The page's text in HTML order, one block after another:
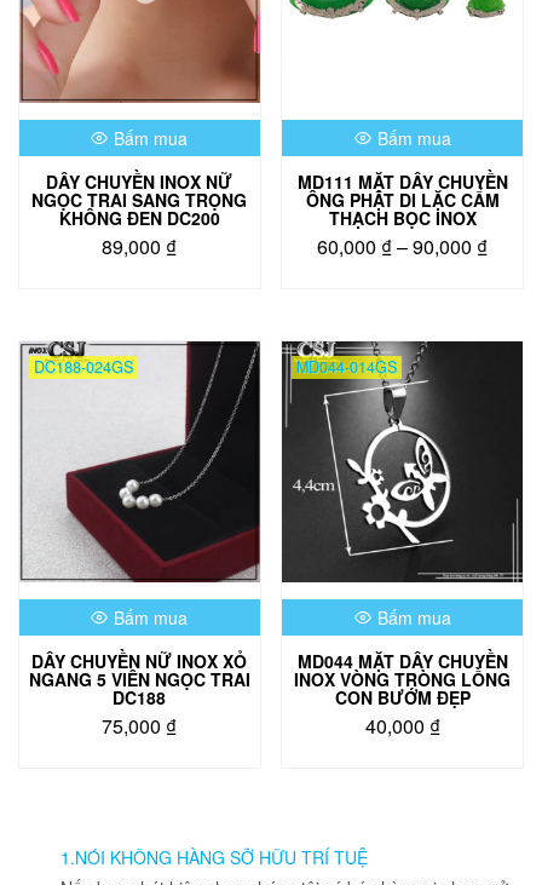
Bấm mua
DÂY CHUYỀN INOX NỮ
NGỌC TRAI SANG TRỌNG
KHÔNG ĐEN DC200
89,000 ₫
Bấm mua
MD111 MẶT DÂY CHUYỀN
ÔNG PHẬT DI LẶC CẨM
THẠCH BỌC INOX
60,000 ₫–90,000 ₫
có
nhiều
biến
thể.
Các
tùy
chọn
có
thể
được
chọn
trên
sản
phẩm
DC188-024GS
Bấm mua
DÂY CHUYỀN NỮ INOX XỎ
NGANG 5 VIÊN NGỌC TRAI
DC188
75,000 ₫
MD044-014GS
Bấm mua
MD044 MẶT DÂY CHUYỀN
INOX VÒNG TRÒNG LỒNG
CON BƯỚM ĐẸP
40,000 ₫
1.NÓI KHÔNG HÀNG SỠ HỮU TRÍ TUỆ